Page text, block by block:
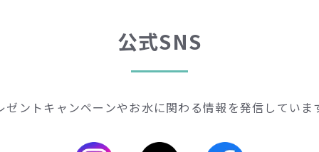
公式SNS
ゼントキャンペーンやお水に関わる情報を発信していま